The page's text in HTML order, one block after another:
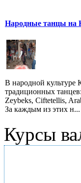
Народные танцы на
В народной культуре
традиционных
Zeybeks, Ciftetellis,
За каждым из этих н...
Курсы